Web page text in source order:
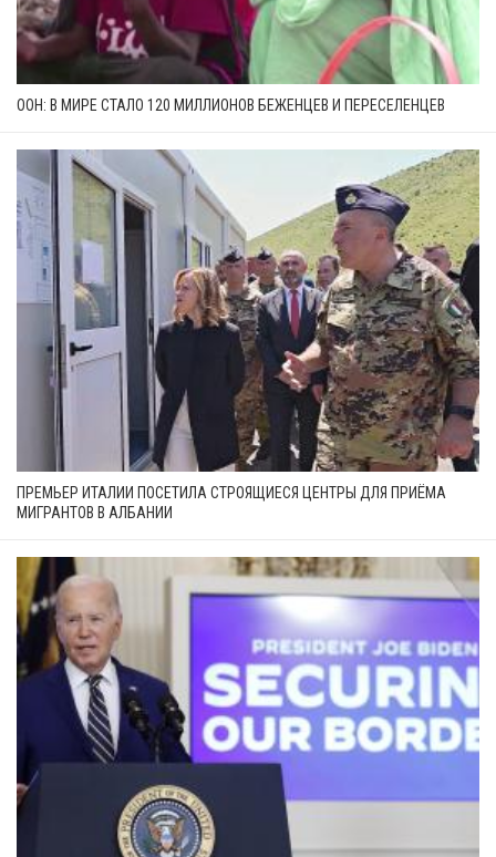
ООН: В МИРЕ СТАЛО 120 МИЛЛИОНОВ БЕЖЕНЦЕВ И ПЕРЕСЕЛЕНЦЕВ
ПРЕМЬЕР ИТАЛИИ ПОСЕТИЛА СТРОЯЩИЕСЯ ЦЕНТРЫ ДЛЯ ПРИЁМА
МИГРАНТОВ В АЛБАНИИ